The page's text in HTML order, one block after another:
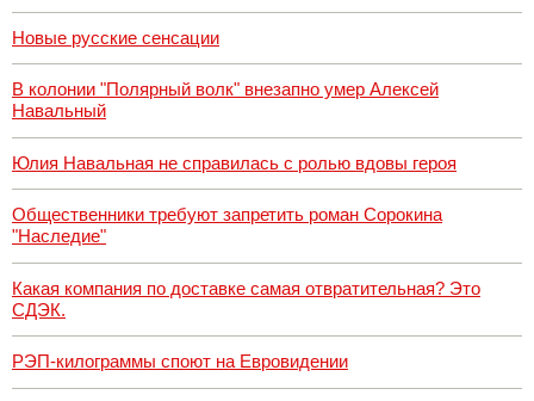
Новые русские сенсации
В колонии "Полярный волк" внезапно умер Алексей
Навальный
Юлия Навальная не справилась с ролью вдовы героя
Общественники требуют запретить роман Сорокина
"Наследие"
Какая компания по доставке самая отвратительная? Это
СДЭК.
РЭП-килограммы споют на Евровидении